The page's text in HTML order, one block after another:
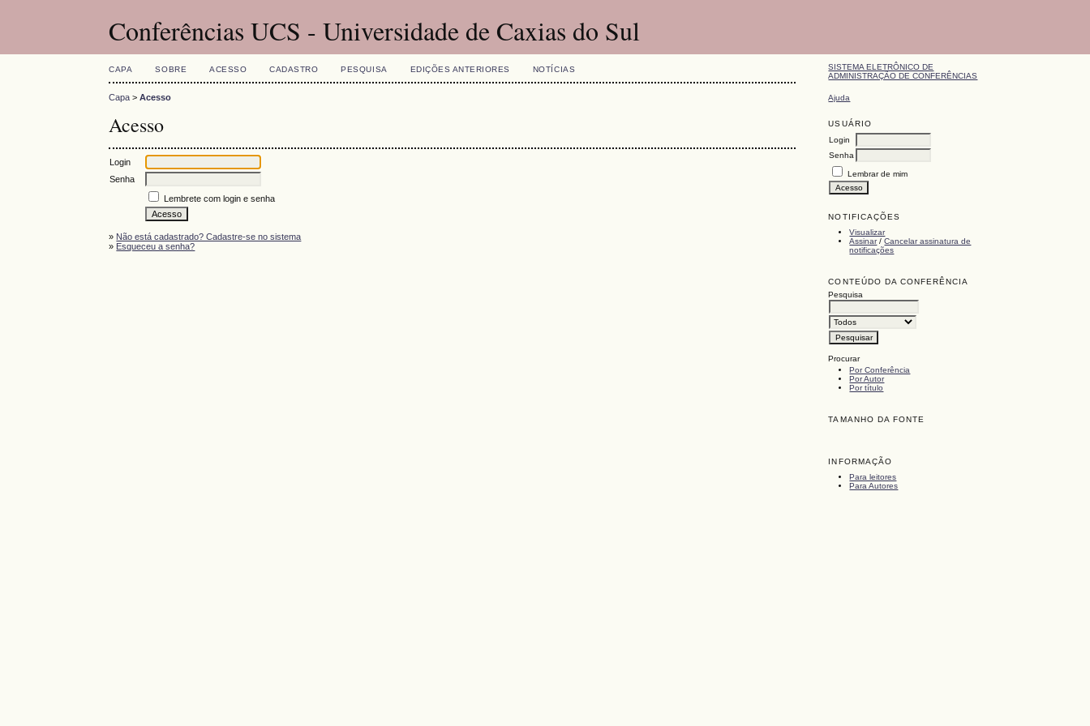
Conferências UCS - Universidade de Caxias do Sul
SISTEMA ELETRÔNICO DE
ADMINISTRAÇÃO DE CONFERÊNCIAS
Ajuda
USUÁRIO
Login
Senha
Lembrar de mim
NOTIFICAÇÕES
Visualizar
Assinar/Cancelar assinatura de
notificações
CONTEÚDO DA CONFERÊNCIA
Pesquisa
Procurar
Por Conferência
Por Autor
Por título
TAMANHO DA FONTE
INFORMAÇÃO
Para leitores
Para Autores
CAPA SOBRE ACESSO CADASTRO PESQUISA EDIÇÕES ANTERIORES NOTÍCIAS
Capa >Acesso
Acesso
Login
Senha
Lembrete com login e senha
» Não está cadastrado? Cadastre-se no sistema
» Esqueceu a senha?